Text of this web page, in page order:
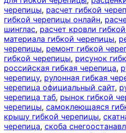
черепицы, расчет гибкой
гибкой черепицы онлайн,
шинглас, расчет кровли
материала гибкой черепицы,
черепицы, ремонт гибкой
гибкой черепицы, рисунок
российская гибкая черепица,
черепицу, рулонная гибкая
черепица официальный сайт,
черепица таб, рынок гибкой
черепицы, самоклеющаяся
крышу гибкой черепицы,
черепица, скоба